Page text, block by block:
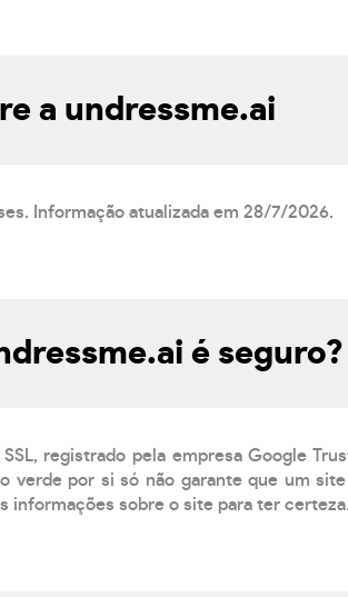
a undressme.ai
Informação atualizada em 28/7/2026.
é seguro?
registrado pela empresa Google
verde por si só não garante que um
informações sobre o site para ter certeza.